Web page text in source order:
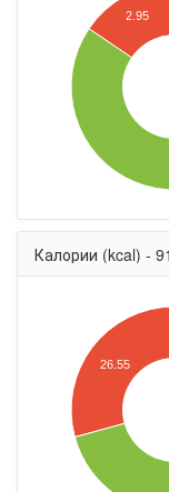
2.95
Калории (kcal) -
26.55